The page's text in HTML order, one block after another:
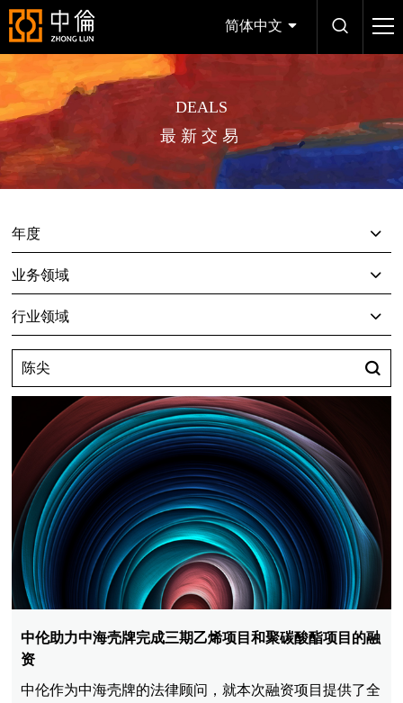
简体中文
DEALS
最新交易
年度
业务领域
行业领域
中伦助力中海壳牌完成三期乙烯项目和聚碳酸酯项目的融
资
中伦作为中海壳牌的法律顾问，就本次融资项目提供了全